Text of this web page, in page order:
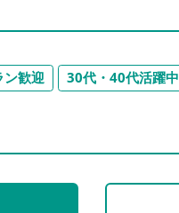
ン歓迎 30代・40代活躍中